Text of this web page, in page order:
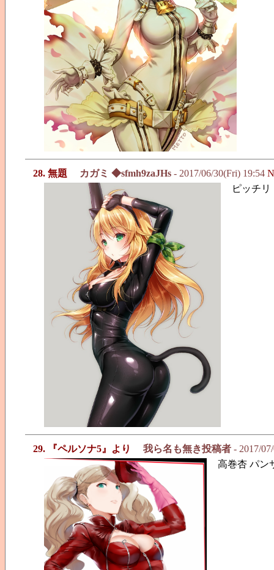
28. 無題 カガミ ◆sfmh9zaJHs - 2017/06/30(Fri) 19:54
ピッチリ
29. 『ペルソナ5』より 我ら名も無き投稿者 - 2017/
高巻杏 パン